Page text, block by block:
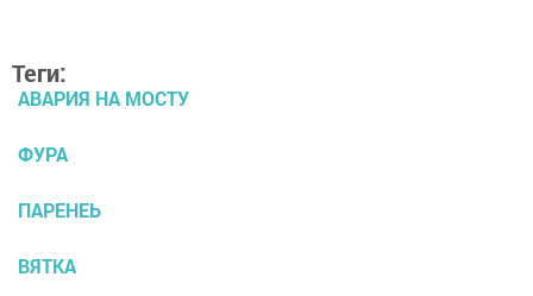
Теги:
АВАРИЯ НА МОСТУ
ФУРА
ПАРЕНЕЬ
ВЯТКА